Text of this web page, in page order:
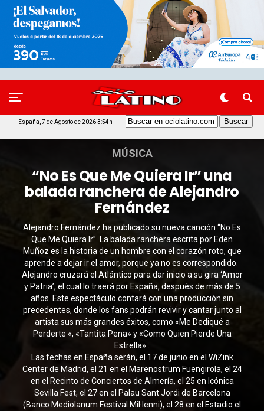
España, 7 de Agosto de 2026 3:54h
MÚSICA
“No Es Que Me Quiera Ir” una
balada ranchera de Alejandro
Fernández
Alejandro Fernández ha publicado su nueva canción “No Es
Que Me Quiera Ir”. La balada ranchera escrita por Eden
Muñoz es la historia de un hombre con el corazón roto, que
aprende a dejar ir el amor, porque ya no es correspondido.
Alejandro cruzará el Atlántico para dar inicio a su gira ‘Amor
y Patria’, el cual lo traerá por España, después de más de 5
años. Este espectáculo contará con una producción sin
precedentes, donde los fans podrán revivir y cantar junto al
artista sus más grandes éxitos, como «Me Dediqué a
Perderte «, «Tantita Pena» y «Como Quien Pierde Una
Estrella» .
Las fechas en España serán, el 17 de junio en el WiZink
Center de Madrid, el 21 en el Marenostrum Fuengirola, el 24
en el Recinto de Conciertos de Almería, el 25 en Icónica
Sevilla Fest, el 27 en el Palau Sant Jordi de Barcelona
(Banco Mediolanum Festival Mil·lenni), el 28 en el Estadio el